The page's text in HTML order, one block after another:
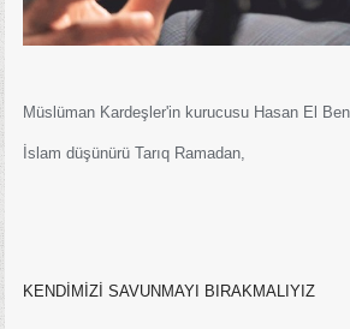
Müslüman Kardeşler'in kurucusu Hasan El
İslam düşünürü Tarıq Ramadan,
KENDİMİZİ SAVUNMAYI BIRAKMALIYIZ